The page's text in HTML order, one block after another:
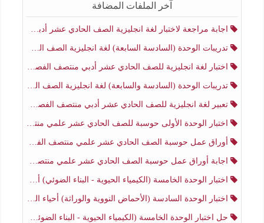
آخر الملفات المضافة
اجابة مراجعة لاختبار لغة انجليزية الصف الحادي عشر أدبي منتصف الفصل الثاني
تدريبات الوحدة (السادسة السابعة) لغة انجليزية الصف الحادي عشر أدبي منتصف الفصل الثاني
اختبار لغة انجليزية للصف الحادي عشر أدبي منتصف الفصل الثاني
تدريبات الوحدة (السادسة والسابعة) لغة انجليزية الصف الحادي عشر أدبي الفصل الثاني
تعبير لغة انجليزية للصف الحادي عشر أدبي منتصف الفصل الثاني
اختبار الوحدة الأولى حوسبة للصف الحادي عشر علمي منتصف الفصل الثاني
أوراق عمل حوسبة الصف الحادي عشر علمي منتصف الفصل الثاني
اجابة أوراق عمل حوسبة الصف الحادي عشر علمي منتصف الفصل الثاني
اختبار الوحدة الخامسة (الكيمياء الحيوية - البناء الضوئي) أحياء الصف الحادي عشر علمي الفصل الثاني
اختبار الوحدة السادسة (الأحماض النووية والوراثة) أحياء الصف الحادي عشر علمي منتصف الفصل الثاني
حل اختبار الوحدة الخامسة (الكيمياء الحيوية - البناء الضوئي) أحياء الصف الحادي عشر علمي الفصل الثاني